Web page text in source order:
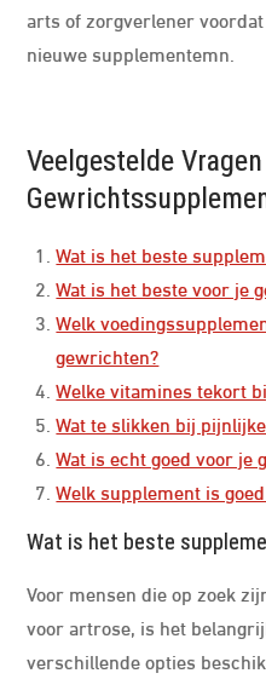
arts of zorgverlener
nieuwe supplementemn.
Veelgestelde
Wat is het beste
Wat is het beste voor je
Welk
gewrichten?
Welke vitamines tekort
Wat te slikken bij
Wat is echt goed voor je
Welk supplement is
Wat is het beste
Voor mensen die op zoek
voor artrose, is het
verschillende opties